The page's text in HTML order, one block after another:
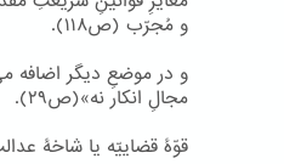
و مُجرّب (ص۱۱۸).
و در موضعِ دیگر
مجالِ انکار نه»(ص۲۹).
قوّۀ قضاییّه یا شاخۀ